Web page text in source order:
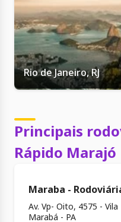
Rio de Janeiro, RJ
Principais
Rápido Marajó
Maraba -
Av. Vp- Oito, 4575 -
Marabá - PA